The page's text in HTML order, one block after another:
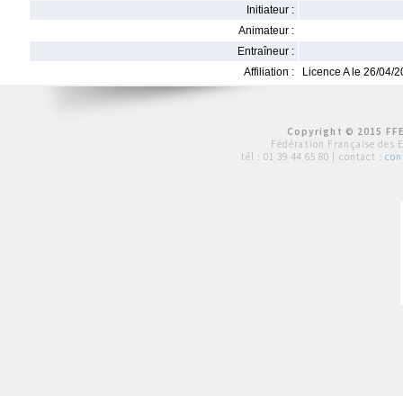
Initiateur :
Animateur :
Entraîneur :
Affiliation :
Licence A le 26/04/
Copyright © 2015
Fédération Française des
tél : 01 39 44 65 80 | contact :